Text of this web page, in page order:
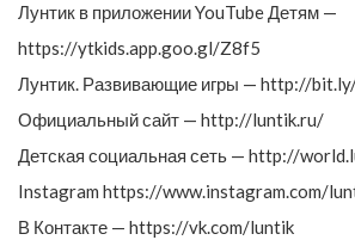
Лунтик в приложении YouTube Детям —
https://ytkids.app.goo.gl/Z8f5
Лунтик. Развивающие игры — http://
Официальный сайт — http://luntik.ru/
Детская социальная сеть — http://
Instagram https://www.instagram.com/
В Контакте — https://vk.com/luntik